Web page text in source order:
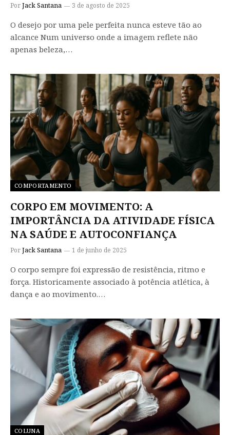
PorJack Santana 3 de agosto de 2025
O desejo por uma pele perfeita nunca esteve tão ao
alcance Num universo onde a imagem reflete não
apenas beleza,…
COMPORTAMENTO
CORPO EM MOVIMENTO: A
IMPORTÂNCIA DA ATIVIDADE FÍSICA
NA SAÚDE E AUTOCONFIANÇA
PorJack Santana 1 de junho de 2025
O corpo sempre foi expressão de resistência, ritmo e
força. Historicamente associado à potência atlética, à
dança e ao movimento.…
COLUNA